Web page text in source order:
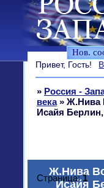
Нов.
Привет, Гость!
» Россия -
века » Ж.Нива
Исайя
Ж.Нива
Исайя
Страница:1